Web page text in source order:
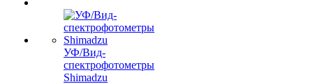
УФ/Вид-
спектрофотометры
Shimadzu